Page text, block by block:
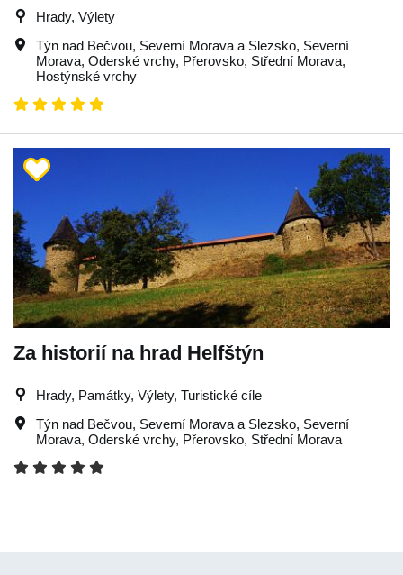
Hrady, Výlety
Týn nad Bečvou, Severní Morava a Slezsko, Severní
Morava, Oderské vrchy, Přerovsko, Střední Morava,
Hostýnské vrchy
Za historií na hrad Helfštýn
Hrady, Památky, Výlety, Turistické cíle
Týn nad Bečvou, Severní Morava a Slezsko, Severní
Morava, Oderské vrchy, Přerovsko, Střední Morava